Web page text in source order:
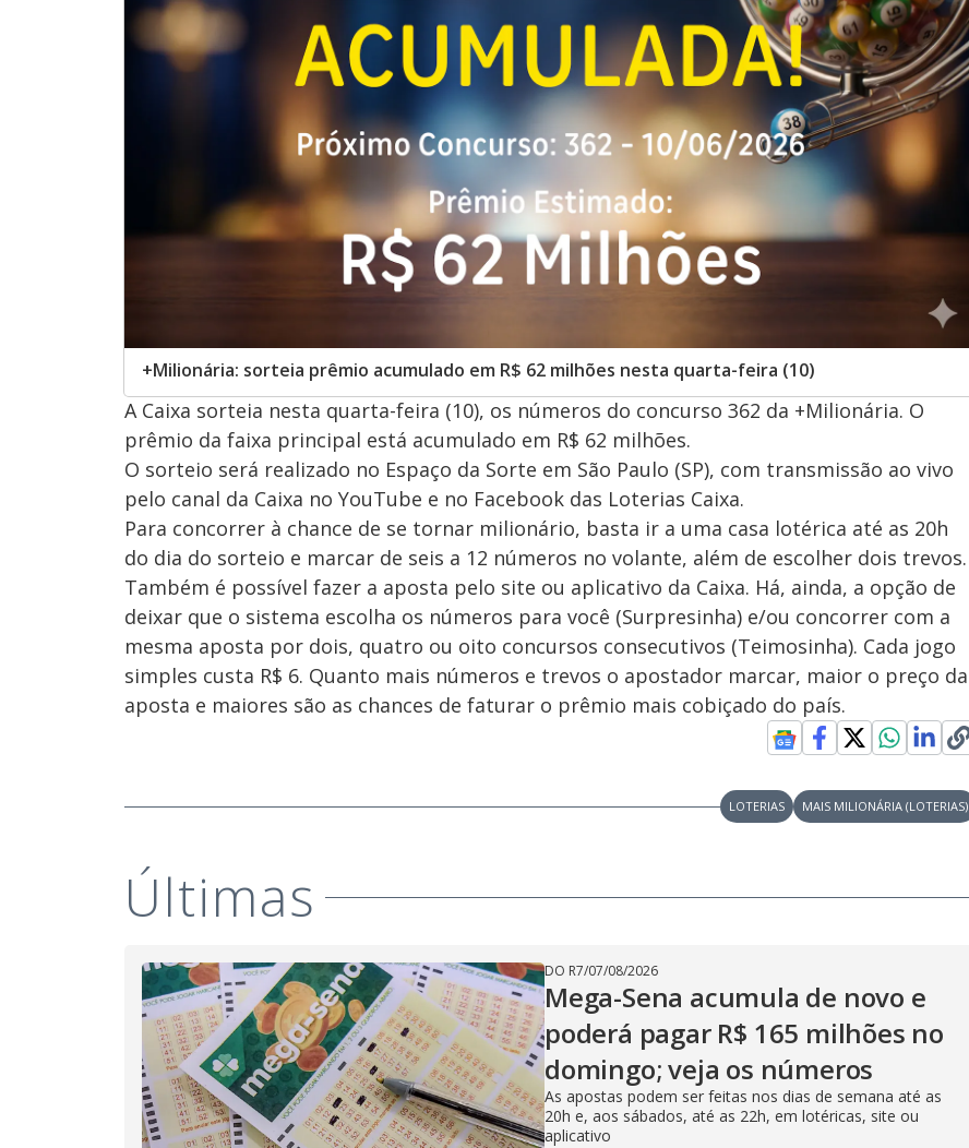
+Milionária: sorteia prêmio acumulado em R$ 62 milhões nesta quarta-feira (10)
A Caixa sorteia nesta quarta-feira (10), os números do concurso 362 da +Milionária. O
prêmio da faixa principal está acumulado em R$ 62 milhões.
O sorteio será realizado no Espaço da Sorte em São Paulo (SP), com transmissão ao vivo
pelo canal da Caixa no YouTube e no Facebook das Loterias Caixa.
Para concorrer à chance de se tornar milionário, basta ir a uma casa lotérica até as 20h
do dia do sorteio e marcar de seis a 12 números no volante, além de escolher dois trevos.
Também é possível fazer a aposta pelo site ou aplicativo da Caixa. Há, ainda, a opção de
deixar que o sistema escolha os números para você (Surpresinha) e/ou concorrer com a
mesma aposta por dois, quatro ou oito concursos consecutivos (Teimosinha). Cada jogo
simples custa R$ 6. Quanto mais números e trevos o apostador marcar, maior o preço da
aposta e maiores são as chances de faturar o prêmio mais cobiçado do país.
LOTERIAS MAIS MILIONÁRIA (LOTERIAS)
Últimas
DO R7/07/08/2026
Mega-Sena acumula de novo e
poderá pagar R$ 165 milhões no
domingo; veja os números
As apostas podem ser feitas nos dias de semana até as
20h e, aos sábados, até as 22h, em lotéricas, site ou
aplicativo